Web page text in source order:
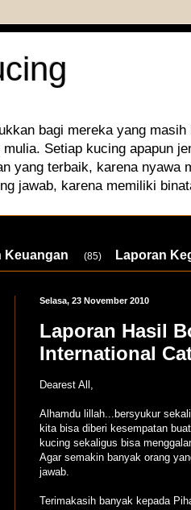
bagi mereka yang
Setiap kucing apapun
yang terbaik, karena
jawab, karena memiliki
Keuangan (85) Laporan
Selasa, 23 November 2010
Laporan Hasil
International
Dearest All,
Alhamdu lillah...bersyukur sekali
kita bisa diberi kesempatan
kucing sekaligus bisa
Agar semakin banyak orang
jawab.
Terimakasih banyak kepada